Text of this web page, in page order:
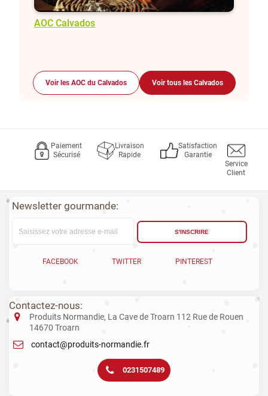
AOC Calvados
Voir les AOC du Calvados Voir tous les Calvados
Paiement
Sécurisé
Livraison
Rapide
Satisfaction
Garantie
Service
Client
Newsletter gourmande:
S'INSCRIRE
FACEBOOK TWITTER PINTEREST
Contactez-nous:
Produits Normandie, La Cave de Troarn 112 Rue de Rouen
14670 Troarn
contact@produits-normandie.fr
0231507489